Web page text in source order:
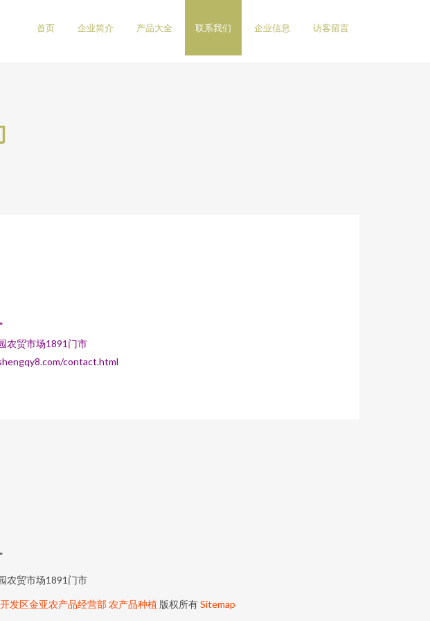
首页 企业简介 产品大全 联系我们 企业信息 访客留言
农贸市场1891门市
contact.html
农贸市场1891门市
发区金亚农产品经营部 农产品种植 版权所有Sitemap